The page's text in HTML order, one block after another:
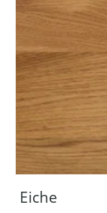
Eiche